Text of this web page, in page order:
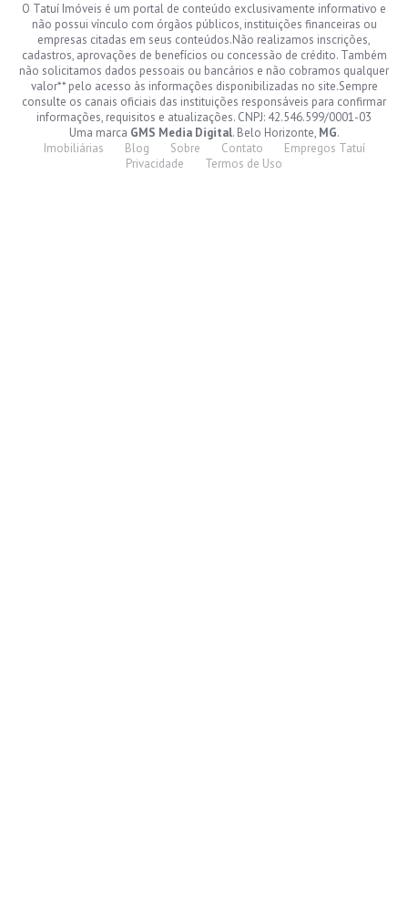
O Tatuí Imóveis é um portal de conteúdo exclusivamente informativo e
não possui vínculo com órgãos públicos, instituições financeiras ou
empresas citadas em seus conteúdos.Não realizamos inscrições,
cadastros, aprovações de benefícios ou concessão de crédito. Também
não solicitamos dados pessoais ou bancários e não cobramos qualquer
valor** pelo acesso às informações disponibilizadas no site.Sempre
consulte os canais oficiais das instituições responsáveis para confirmar
informações, requisitos e atualizações. CNPJ: 42.546.599/0001-03
Uma marca GMS Media Digital. Belo Horizonte, MG.
Imobiliárias
Blog Sobre Contato
Empregos Tatuí
Privacidade
Termos de Uso